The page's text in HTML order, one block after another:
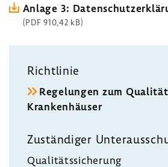
Anlage 3:
(PDF 910,42 kB)
Richtlinie
Regelungen zum
Krankenhäuser
Zuständiger
Qualitätssicherung